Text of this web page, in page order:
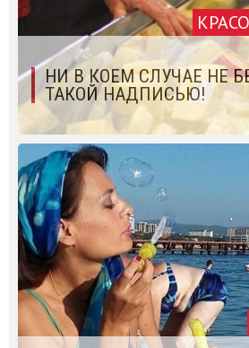
НИ В КОЕМ СЛУЧАЕ НЕ
ТАКОЙ НАДПИСЬЮ!